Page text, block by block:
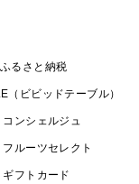
るさと納税
（ビビッドテーブル）
ンシェルジュ
ルーツセレクト
フトカード